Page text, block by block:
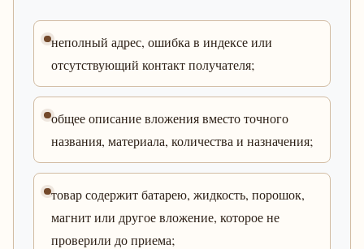
неполный адрес, ошибка в индексе или
отсутствующий контакт получателя;
общее описание вложения вместо точного
названия, материала, количества и назначения;
товар содержит батарею, жидкость, порошок,
магнит или другое вложение, которое не
проверили до приема;